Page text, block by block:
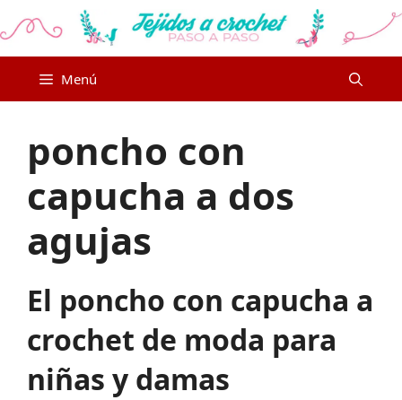
al
Menú
poncho con
capucha a dos
agujas
El poncho con capucha a
crochet de moda para
niñas y damas